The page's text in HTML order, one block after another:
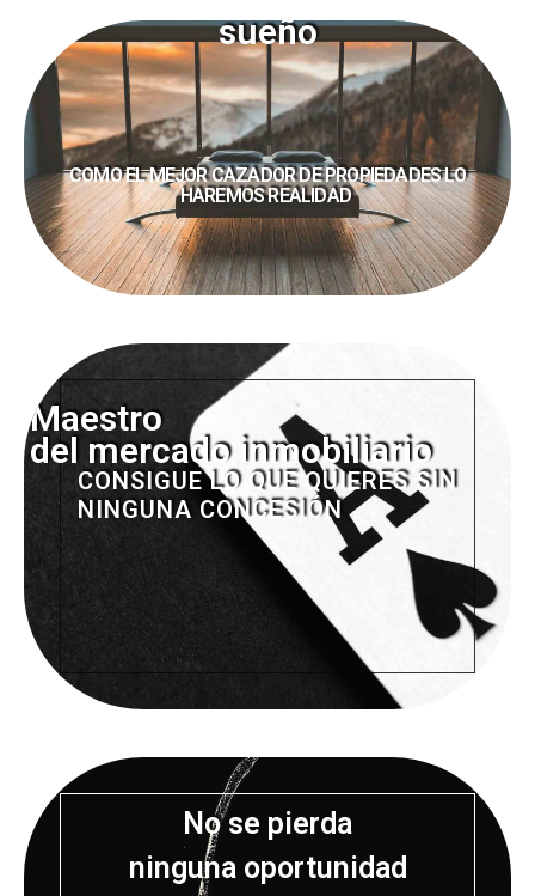
sueño
COMO EL MEJOR CAZADOR DE PROPIEDADES LO
HAREMOS REALIDAD
Maestro
del mercado inmobiliario
CONSIGUE LO QUE QUIERES SIN
NINGUNA CONCESIÓN
No se pierda
ninguna oportunidad